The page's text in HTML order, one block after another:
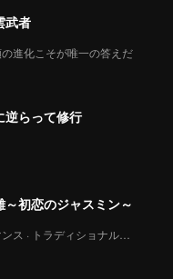
武者
の進化こそが唯一の答えだ
逆らって修行
～初恋のジャスミン～
ロマンス · トラディショナル・コスチューム